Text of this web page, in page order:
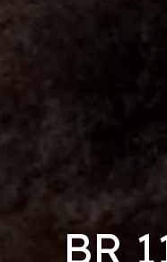
Contrato de
Demonstrações
BR